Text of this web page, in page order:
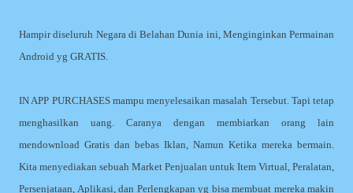
Hampir diseluruh Negara di Belahan Dunia ini, Menginginkan Permainan
Android yg GRATIS.
IN APP PURCHASES mampu menyelesaikan masalah Tersebut. Tapi tetap
menghasilkan uang. Caranya dengan membiarkan orang lain
mendownload Gratis dan bebas Iklan, Namun Ketika mereka bermain.
Kita menyediakan sebuah Market Penjualan untuk Item Virtual, Peralatan,
Persenjataan, Aplikasi, dan Perlengkapan yg bisa membuat mereka makin